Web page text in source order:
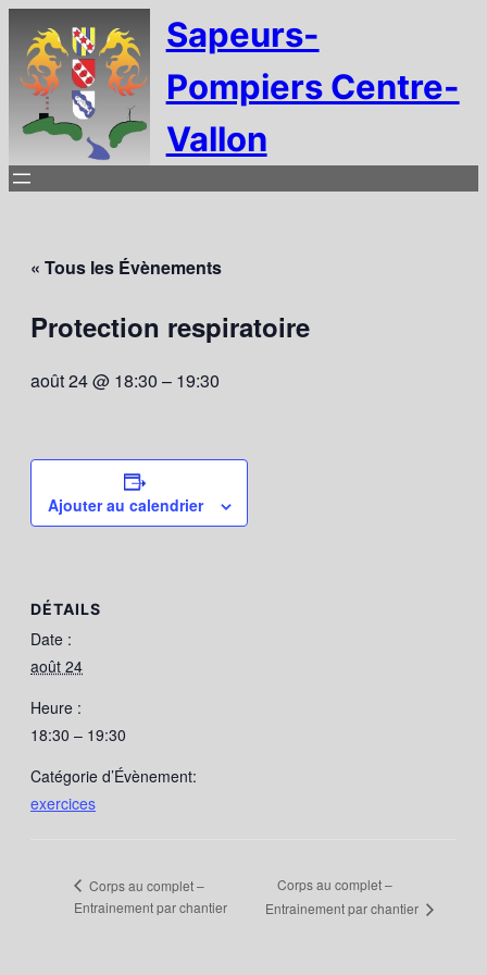
Sapeurs-
Pompiers Centre-
Vallon
« Tous les Évènements
Protection respiratoire
août 24 @ 18:30 – 19:30
Ajouter au calendrier
DÉTAILS
Date :
août 24
Heure :
18:30 – 19:30
Catégorie d’Évènement:
exercices
Corps au complet –
Entrainement par chantier
Corps au complet –
Entrainement par chantier